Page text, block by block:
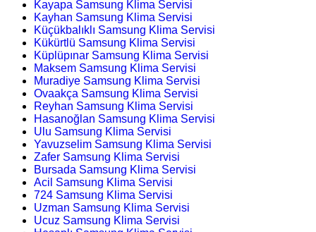
Kayapa Samsung Klima Servisi
Kayhan Samsung Klima Servisi
Küçükbalıklı Samsung Klima Servisi
Kükürtlü Samsung Klima Servisi
Küplüpınar Samsung Klima Servisi
Maksem Samsung Klima Servisi
Muradiye Samsung Klima Servisi
Ovaakça Samsung Klima Servisi
Reyhan Samsung Klima Servisi
Hasanoğlan Samsung Klima Servisi
Ulu Samsung Klima Servisi
Yavuzselim Samsung Klima Servisi
Zafer Samsung Klima Servisi
Bursada Samsung Klima Servisi
Acil Samsung Klima Servisi
724 Samsung Klima Servisi
Uzman Samsung Klima Servisi
Ucuz Samsung Klima Servisi